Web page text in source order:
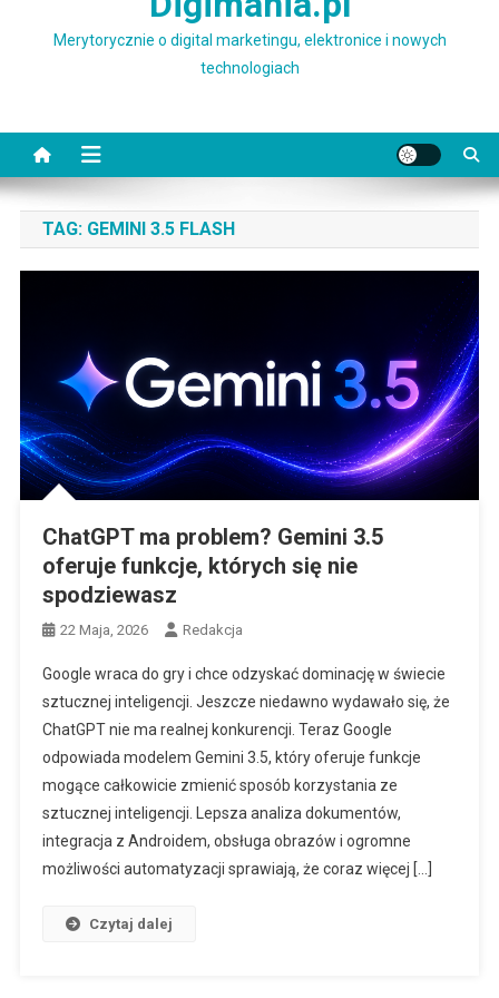
Merytorycznie o digital marketingu, elektronice i nowych
technologiach
TAG: GEMINI 3.5 FLASH
ChatGPT ma problem? Gemini 3.5
oferuje funkcje, których się nie
spodziewasz
22 Maja, 2026 Redakcja
Google wraca do gry i chce odzyskać dominację w świecie
sztucznej inteligencji. Jeszcze niedawno wydawało się, że
ChatGPT nie ma realnej konkurencji. Teraz Google
odpowiada modelem Gemini 3.5, który oferuje funkcje
mogące całkowicie zmienić sposób korzystania ze
sztucznej inteligencji. Lepsza analiza dokumentów,
integracja z Androidem, obsługa obrazów i ogromne
możliwości automatyzacji sprawiają, że coraz więcej […]
Czytaj dalej